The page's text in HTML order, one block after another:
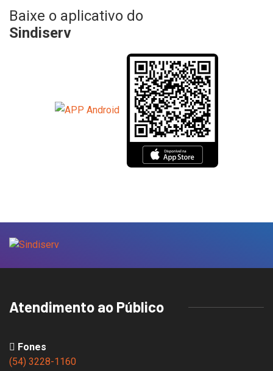
Baixe o aplicativo do
Sindiserv
Atendimento ao Público
Fones
(54) 3228-1160